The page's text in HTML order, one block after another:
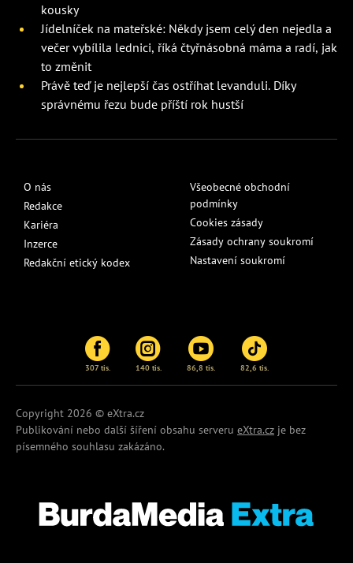
kousky
Jídelníček na mateřské: Někdy jsem celý den nejedla a
večer vybílila lednici, říká čtyřnásobná máma a radí, jak
to změnit
Právě teď je nejlepší čas ostříhat levanduli. Díky
správnému řezu bude příští rok hustší
O nás
Redakce
Kariéra
Inzerce
Redakční etický kodex
Všeobecné obchodní
podmínky
Cookies zásady
Zásady ochrany soukromí
Nastavení soukromí
307 tis. 140 tis. 86,8 tis. 82,6 tis.
Copyright 2026 © eXtra.cz
Publikování nebo další šíření obsahu serveru eXtra.cz je bez
písemného souhlasu zakázáno.